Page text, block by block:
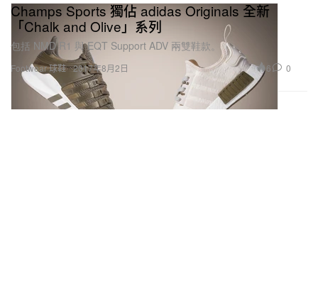
Footwear 球鞋
Champs Sports 獨佔 adidas Originals 全新
「Chalk and Olive」系列
包括 NMD R1 與 EQT Support ADV 兩雙鞋款。
2017年8月2日 6 0